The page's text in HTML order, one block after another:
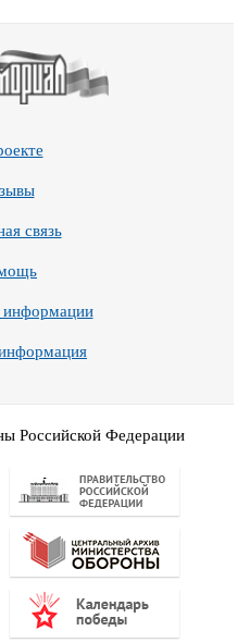
связь
информации
Российской Федерации